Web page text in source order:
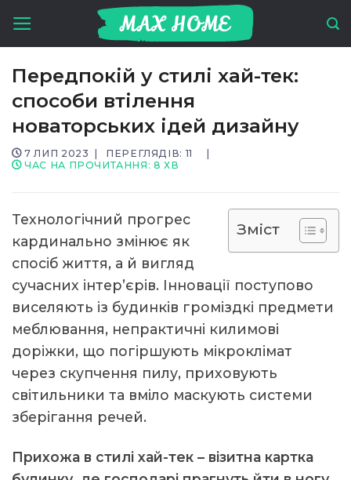
to
Передпокій у стилі хай-тек:
способи втілення
новаторських ідей дизайну
7 ЛИП 2023 ПЕРЕГЛЯДІВ: 11
ЧАС НА ПРОЧИТАННЯ: 8 ХВ
Зміст
Технологічний прогрес
кардинально змінює як
спосіб життя, а й вигляд
сучасних інтер’єрів. Інновації поступово
виселяють із будинків громіздкі предмети
меблювання, непрактичні килимові
доріжки, що погіршують мікроклімат
через скупчення пилу, приховують
світильники та вміло маскують системи
зберігання речей.
Прихожа в стилі хай-тек – візитна картка